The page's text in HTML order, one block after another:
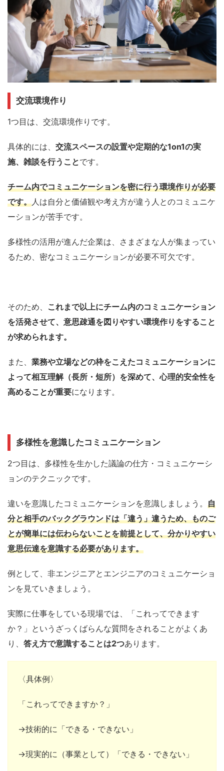
交流環境作り
1つ目は、交流環境作りです。
具体的には、 交流スペースの設置や定期的な1on1の実
施、雑談を行うことです。
チーム内でコミュニケーションを密に行う環境作りが必要
です。人は自分と価値観や考え方が違う人とのコミュニケ
ーションが苦手です。
多様性の活用が進んだ企業は、さまざまな人が集まってい
るため、密なコミュニケーションが必要不可欠です。
そのため、 これまで以上にチーム内のコミュニケーション
を活発させて、意思疎通を図りやすい環境作りをすること
が求められます。
また、 業務や立場などの枠をこえたコミュニケーションに
よって相互理解（長所・短所）を深めて、心理的安全性を
高めることが重要になります。
多様性を意識したコミュニケーション
2つ目は、多様性を生かした議論の仕方・コミュニケーシ
ョンのテクニックです。
違いを意識したコミュニケーションを意識しましょう。 自
分と相手のバックグラウンドは「違う」違うため、ものご
とが簡単には伝わらないことを前提として、分かりやすい
意思伝達を意識する必要があります。
例として、非エンジニアとエンジニアのコミュニケーショ
ンを見ていきましょう。
実際に仕事をしている現場では、「これってできます
か？」というざっくばらんな質問をされることがよくあ
り、 答え方で意識することは2つあります。
〈具体例〉
「これってできますか？」
→技術的に「できる・できない」
→現実的に（事業として）「できる・できない」